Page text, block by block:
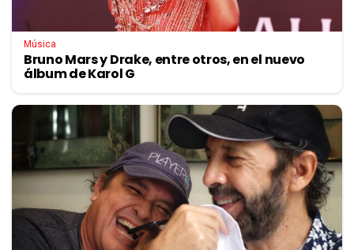
Música
Bruno Mars y Drake, entre otros, en el nuevo
álbum de Karol G